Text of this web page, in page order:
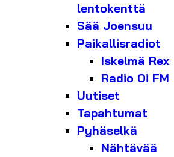
lentokenttä
Sää Joensuu
Paikallisradiot
Iskelmä Rex
Radio Oi FM
Uutiset
Tapahtumat
Pyhäselkä
Nähtävää